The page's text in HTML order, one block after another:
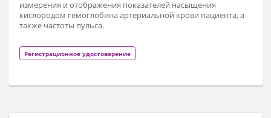
Пульсоксиметр МЛ-320М предназначен для
кислородом гемоглобина артериальной крови пациента, а